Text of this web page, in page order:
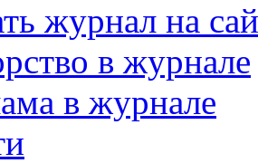
журнал на
в журнале
в журнале